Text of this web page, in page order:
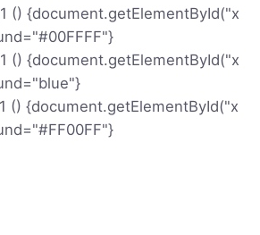
() {document.getElementById("x
() {document.getElementById("x
() {document.getElementById("x